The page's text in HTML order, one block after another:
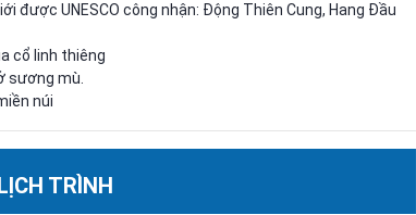
được UNESCO công nhận: Động Thiên Cung, Hang Đầu
cổ linh thiêng
sương mù.
núi
TRÌNH